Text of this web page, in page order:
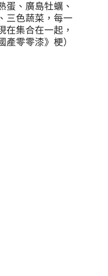
蛋、廣島牡蠣、
三色蔬菜，每一
在集合在一起，
產零零漆》梗）